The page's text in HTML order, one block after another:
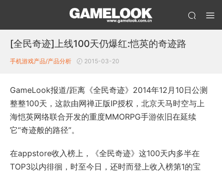
[全民奇迹]上线100天仍爆红:恺英的奇迹路
手机游戏产品/产品分析 2015-03-20
GameLook报道/距离《全民奇迹》2014年12月10日公测
整整100天，这款由网禅正版IP授权，北京天马时空与上
海恺英网络联合开发的重度MMORPG手游依旧在延续
它“奇迹般的路径”。
在appstore收入榜上，《全民奇迹》这100天内多半在
TOP3以内徘徊，时至今日，还时而登上收入榜第1的宝